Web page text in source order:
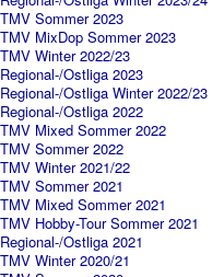
TMV Sommer 2023
TMV MixDop Sommer 2023
TMV Winter 2022/23
Regional-/Ostliga 2023
Regional-/Ostliga Winter 2022/23
Regional-/Ostliga 2022
TMV Mixed Sommer 2022
TMV Sommer 2022
TMV Winter 2021/22
TMV Sommer 2021
TMV Mixed Sommer 2021
TMV Hobby-Tour Sommer 2021
Regional-/Ostliga 2021
TMV Winter 2020/21